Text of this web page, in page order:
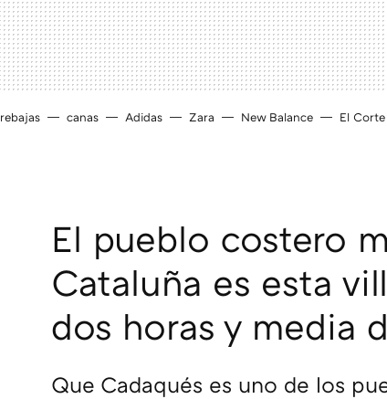
rebajas canas Adidas Zara New Balance El
El pueblo costero
Cataluña es esta
dos horas y media
Que Cadaqués es uno de los